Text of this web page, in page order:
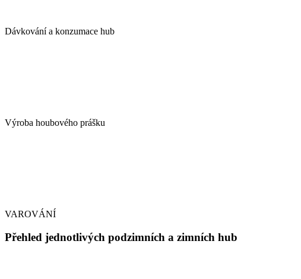
Dávkování a konzumace hub
Výroba houbového prášku
VAROVÁNÍ
Přehled jednotlivých podzimních a zimních hub